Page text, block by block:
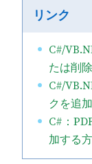
リンク
C#/
たは削
C#/
クを追
C#：
加する